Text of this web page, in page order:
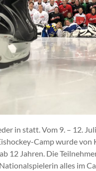
in statt. Vom 9. – 12.
Camp wurde von
12 Jahren. Die
alles im